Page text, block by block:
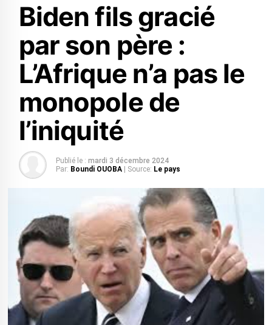
Biden fils gracié
par son père :
L’Afrique n’a pas le
monopole de
l’iniquité
Publié le : mardi 3 décembre 2024
Par: Boundi OUOBA | Source: Le pays